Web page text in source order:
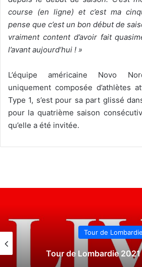
course (en ligne) et c’est ma
pense que c’est un bon début de
vraiment content d’avoir fait
l’avant aujourd’hui ! »
L’équipe américaine Novo
uniquement composée d’athlètes
Type 1, s’est pour sa part glissé
pour la quatrième saison
qu’elle a été invitée.
Tour de Lombardie
Tour de Lombardie